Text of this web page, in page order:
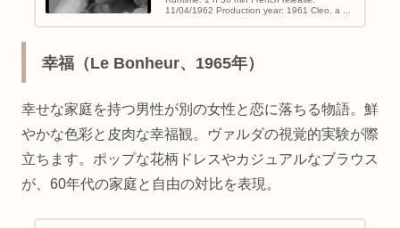
11/04/1962 Production year: 1961 Cleo, a ...
幸福（Le Bonheur、1965年）
幸せな家庭を持つ男性が別の女性と恋に落ちる物語。鮮
やかな色彩と皮肉な幸福観。ヴァルダの視覚的実験が際
立ちます。ポップな花柄ドレスやカジュアルなブラウス
が、60年代の家庭と自由の対比を表現。